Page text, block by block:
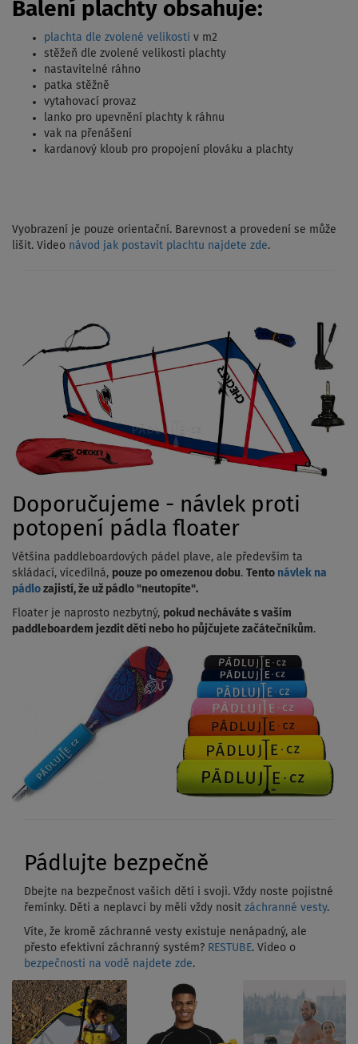
Balení plachty obsahuje:
plachta dle zvolené velikosti v m2
stěžeň dle zvolené velikosti plachty
nastavitelné ráhno
patka stěžně
vytahovací provaz
lanko pro upevnění plachty k ráhnu
vak na přenášení
kardanový kloub pro propojení plováku a plachty
Vyobrazení je pouze orientační. Barevnost a provedení se může
lišit. Video návod jak postavit plachtu najdete zde.
Doporučujeme - návlek proti
potopení pádla floater
Většina paddleboardových pádel plave, ale především ta
skládací, vícedílná, pouze po omezenou dobu. Tento návlek na
pádlo zajistí, že už pádlo "neutopíte".
Floater je naprosto nezbytný, pokud necháváte s vaším
paddleboardem jezdit děti nebo ho půjčujete začátečníkům.
Pádlujte bezpečně
Dbejte na bezpečnost vašich dětí i svoji. Vždy noste pojistné
řemínky. Děti a neplavci by měli vždy nosit záchranné vesty.
Víte, že kromě záchranné vesty existuje nenápadný, ale
přesto efektivní záchranný systém? RESTUBE. Video o
bezpečnosti na vodě najdete zde.